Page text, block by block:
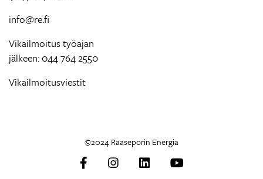
info@re.fi
Vikailmoitus työajan
jälkeen: 044 764 2550
Vikailmoitusviestit
©2024 Raaseporin Energia